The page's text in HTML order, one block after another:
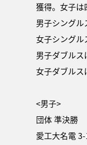
獲得。女子は
男子シングル
女子シングル
男子ダブルス
女子ダブルス
<男子>
団体 準決勝
愛工大名電